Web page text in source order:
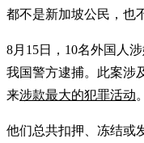
都不是新加坡公民，也
8月15日，10名外国人
我国警方逮捕。此案涉
来涉款最大的犯罪活动。
他们总共扣押、冻结或